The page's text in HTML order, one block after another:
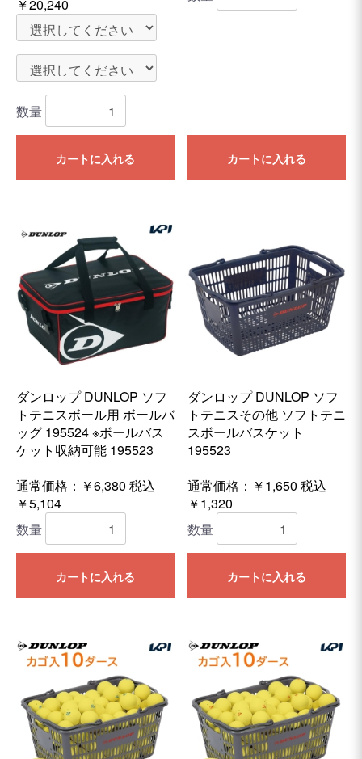
￥20,240
数量
カートに入れる カートに入れる
ダンロップ DUNLOP ソフ
トテニスボール用 ボールバ
ッグ 195524 ※ボールバス
ケット収納可能 195523
通常価格：￥6,380 税込
￥5,104
数量
カートに入れる
ダンロップ DUNLOP ソフ
トテニスその他 ソフトテニ
スボールバスケット
195523
通常価格：￥1,650 税込
￥1,320
数量
カートに入れる